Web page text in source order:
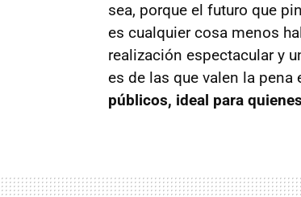
sea, porque el futuro que
es cualquier cosa menos
realización espectacular y
es de las que valen la
públicos, ideal para